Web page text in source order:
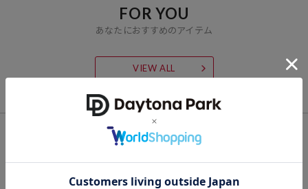
FOR YOU
あなたにおすすめのアイテム
VIEW ALL
CHECK LIST
最近チェックした商品